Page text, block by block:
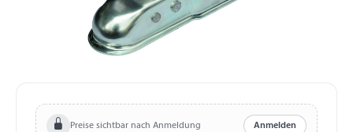
Preise sichtbar nach Anmeldung Anmelden